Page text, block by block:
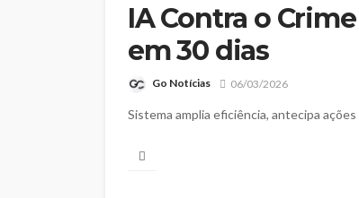
IA Contra o
em 30 dias
Go Notícias 06/03/2026
Sistema amplia eficiência, antecipa